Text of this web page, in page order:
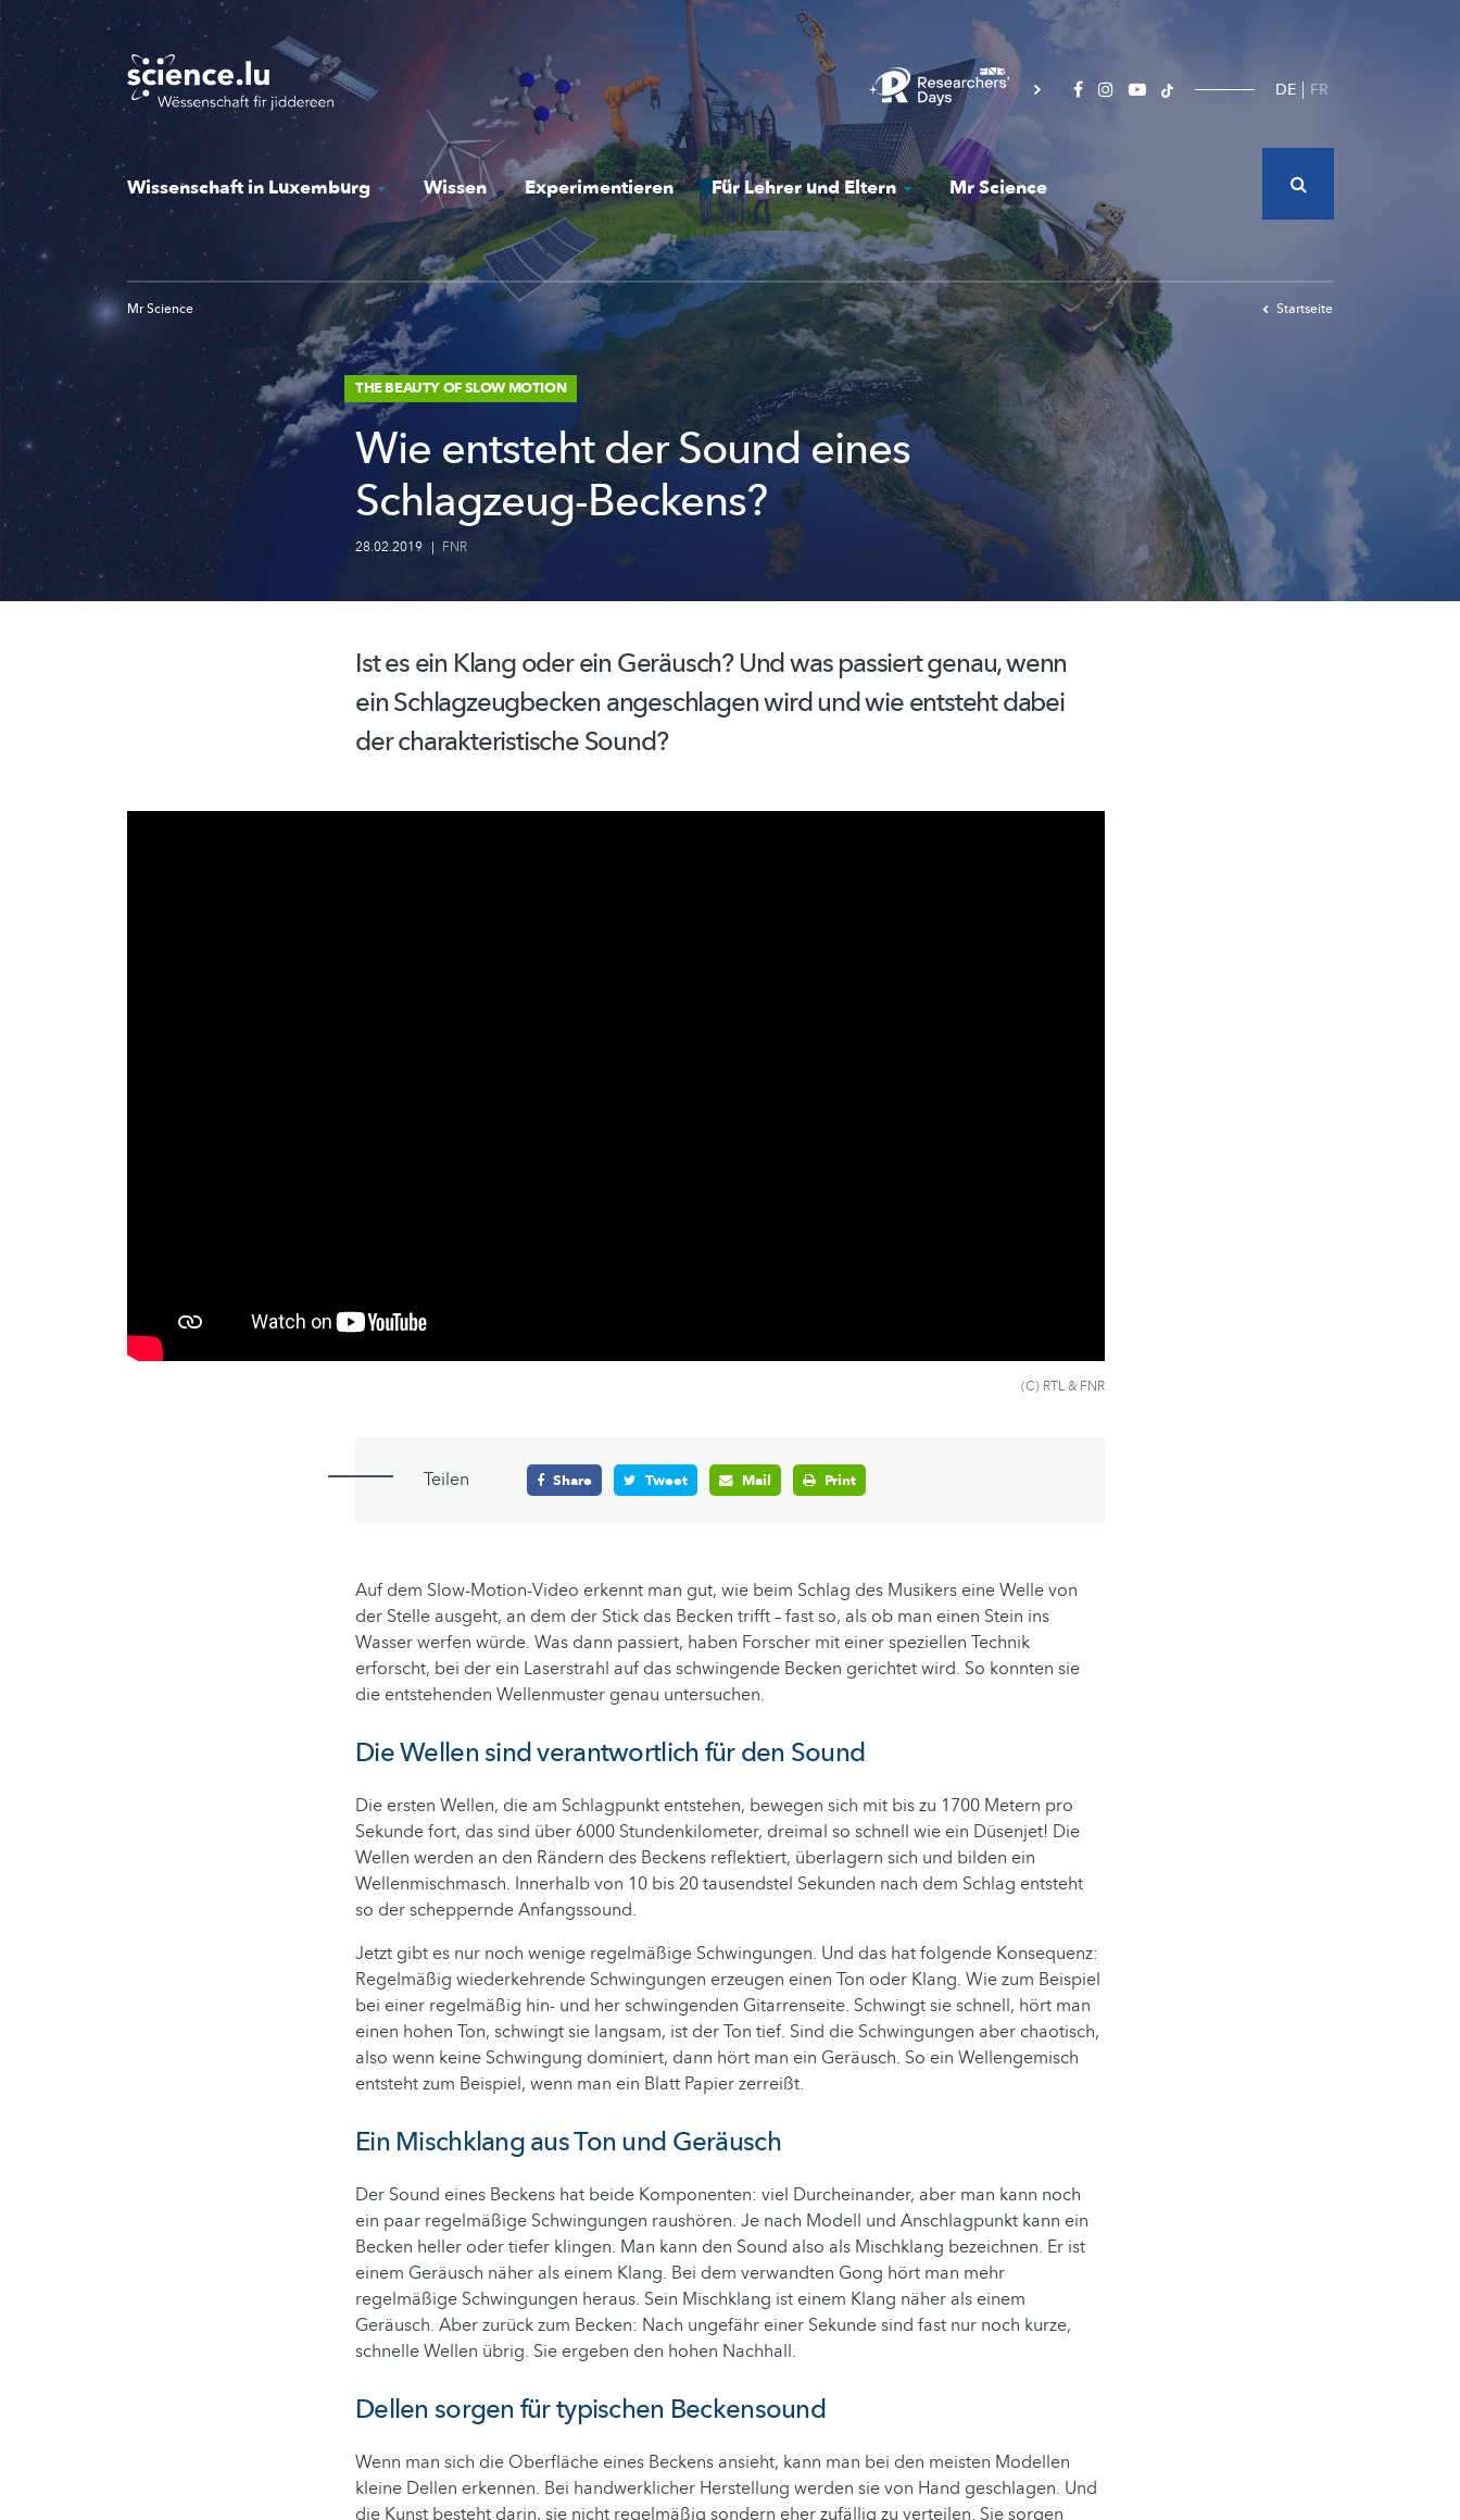
Skip
to
main
content
DE FR
Wissenschaft in Luxemburg Wissen Experimentieren Für Lehrer und Eltern Mr Science
Mr Science Startseite
THE BEAUTY OF SLOW MOTION
Wie entsteht der Sound eines
Schlagzeug-Beckens?
28.02.2019 | FNR
Ist es ein Klang oder ein Geräusch? Und was passiert genau, wenn
einSchlagzeugbecken angeschlagen wird und wie entsteht dabei
dercharakteristischeSound?
(C) RTL & FNR
Teilen Share Tweet Mail Print
Auf dem Slow-Motion-Video erkennt man gut, wie beim Schlag des Musikers eine Welle von
der Stelle ausgeht, an dem der Stick das Becken trifft – fast so, als ob man einen Stein ins
Wasser werfen würde. Was dann passiert, haben Forscher mit einer speziellen Technik
erforscht, bei der ein Laserstrahl auf das schwingende Becken gerichtet wird. So konnten sie
die entstehenden Wellenmuster genau untersuchen.
Die Wellen sind verantwortlich für den Sound
Die ersten Wellen, die am Schlagpunkt entstehen, bewegen sich mit bis zu 1700 Metern pro
Sekunde fort, das sind über 6000 Stundenkilometer, dreimal so schnell wie ein Düsenjet! Die
Wellen werden an den Rändern des Beckens reflektiert, überlagern sich und bilden ein
Wellenmischmasch. Innerhalb von 10 bis 20 tausendstel Sekunden nach dem Schlag entsteht
so der scheppernde Anfangssound.
Jetzt gibt es nur noch wenige regelmäßige Schwingungen. Und das hat folgende Konsequenz:
Regelmäßig wiederkehrende Schwingungen erzeugen einen Ton oder Klang. Wie zum Beispiel
bei einer regelmäßig hin- und her schwingenden Gitarrenseite. Schwingt sie schnell, hört man
einen hohen Ton, schwingt sie langsam, ist der Ton tief. Sind die Schwingungen aber chaotisch,
also wenn keine Schwingung dominiert, dann hört man ein Geräusch. So ein Wellengemisch
entsteht zum Beispiel, wenn man ein Blatt Papier zerreißt.
Ein Mischklang aus Ton und Geräusch
Der Sound eines Beckens hat beide Komponenten: viel Durcheinander, aber man kann noch
ein paar regelmäßige Schwingungen raushören. Je nach Modell und Anschlagpunkt kann ein
Becken heller oder tiefer klingen. Man kann den Sound also als Mischklang bezeichnen. Er ist
einem Geräusch näher als einem Klang. Bei dem verwandten Gong hört man mehr
regelmäßige Schwingungen heraus. Sein Mischklang ist einem Klang näher als einem
Geräusch. Aber zurück zum Becken: Nach ungefähr einer Sekunde sind fast nur noch kurze,
schnelle Wellen übrig. Sie ergeben den hohen Nachhall.
Dellen sorgen für typischen Beckensound
Wenn man sich die Oberfläche eines Beckens ansieht, kann man bei den meisten Modellen
kleine Dellen erkennen. Bei handwerklicher Herstellung werden sie von Hand geschlagen. Und
die Kunst besteht darin, sie nicht regelmäßig sondern eher zufällig zu verteilen. Sie sorgen